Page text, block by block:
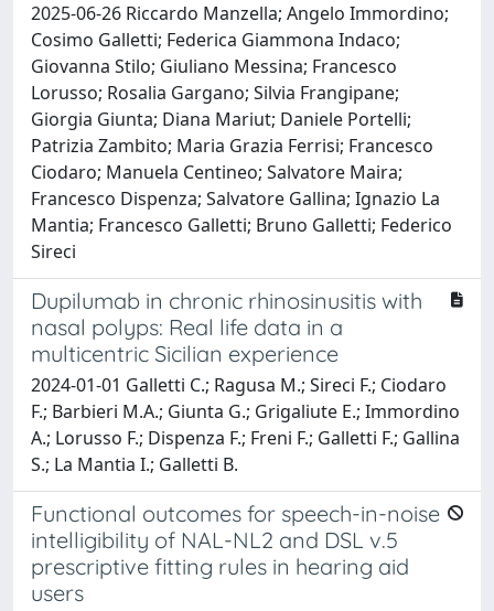
2025-06-26 Riccardo Manzella; Angelo Immordino;
Cosimo Galletti; Federica Giammona Indaco;
Giovanna Stilo; Giuliano Messina; Francesco
Lorusso; Rosalia Gargano; Silvia Frangipane;
Giorgia Giunta; Diana Mariut; Daniele Portelli;
Patrizia Zambito; Maria Grazia Ferrisi; Francesco
Ciodaro; Manuela Centineo; Salvatore Maira;
Francesco Dispenza; Salvatore Gallina; Ignazio La
Mantia; Francesco Galletti; Bruno Galletti; Federico
Sireci
Dupilumab in chronic rhinosinusitis with
nasal polyps: Real life data in a
multicentric Sicilian experience
2024-01-01 Galletti C.; Ragusa M.; Sireci F.; Ciodaro
F.; Barbieri M.A.; Giunta G.; Grigaliute E.; Immordino
A.; Lorusso F.; Dispenza F.; Freni F.; Galletti F.; Gallina
S.; La Mantia I.; Galletti B.
Functional outcomes for speech-in-noise
intelligibility of NAL-NL2 and DSL v.5
prescriptive fitting rules in hearing aid
users